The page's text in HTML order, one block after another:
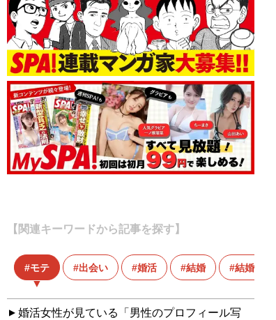
【関連キーワードから記事を探す】
モテ 出会い 婚活 結婚 結婚相談
婚活女性が見ている「男性のプロフィール写